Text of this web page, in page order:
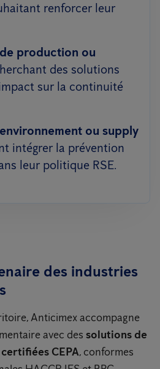
renforcer leur
production ou
des solutions
sur la continuité
ou supply
intégrer la prévention
leur politique RSE.
des industries
Anticimex accompagne
avec des solutions de
CEPA, conformes